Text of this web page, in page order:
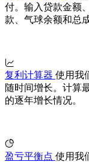
付。输入贷款金额
款、气球余额和总
复利计算器 使用我
随时间增长。计算
的逐年增长情况。
盈亏平衡点 使用我